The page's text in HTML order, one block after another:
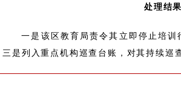
处理结果
一是该区教育局责令其立即停止培训
三是列入重点机构巡查台账，对其持续巡